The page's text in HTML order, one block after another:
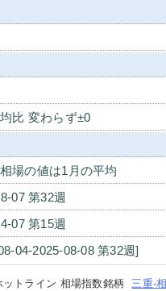
比 変わらず±0
場の値は1月の平均
07 第32週
07 第15週
04-2025-08-08 第32週]
ットライン 相場指数銘柄
三重-